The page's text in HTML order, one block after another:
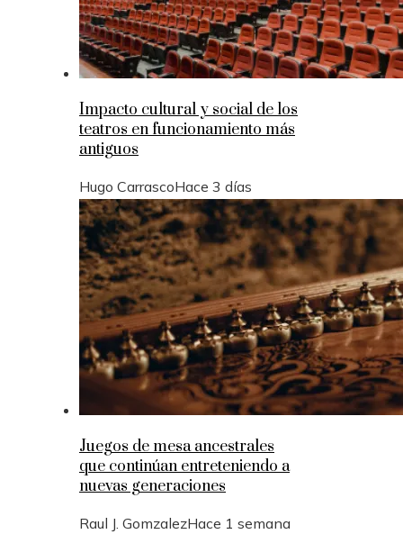
Impacto cultural y social de los
teatros en funcionamiento más
antiguos
Hugo CarrascoHace 3 días
Juegos de mesa ancestrales
que continúan entreteniendo a
nuevas generaciones
Raul J. GomzalezHace 1 semana